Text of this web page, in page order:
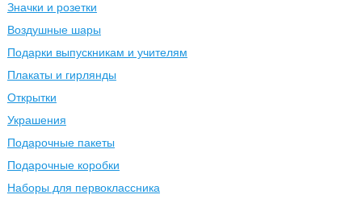
Значки и розетки
Воздушные шары
Подарки выпускникам и учителям
Плакаты и гирлянды
Открытки
Украшения
Подарочные пакеты
Подарочные коробки
Наборы для первоклассника